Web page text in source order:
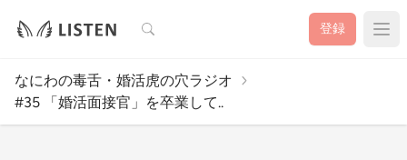
検索 登録
なにわの毒舌・婚活虎の穴ラジオ
#35 「婚活面接官」を卒業して..